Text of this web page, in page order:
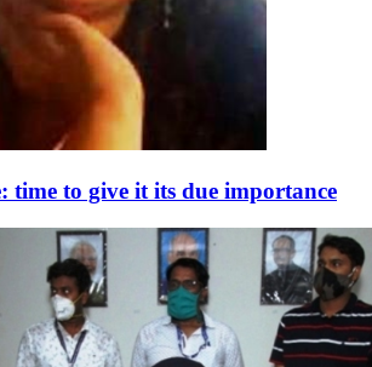
time to give it its due importance